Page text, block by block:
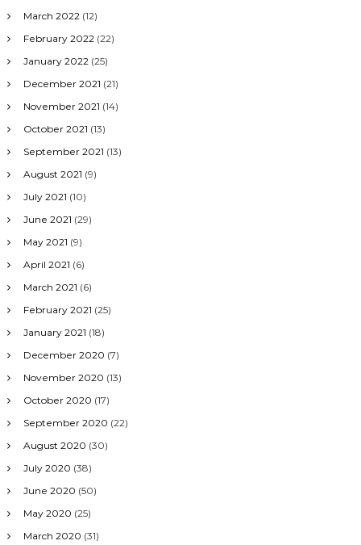
March 2022 (12)
February 2022 (22)
January 2022 (25)
December 2021 (21)
November 2021 (14)
October 2021 (13)
September 2021 (13)
August 2021 (9)
July 2021 (10)
June 2021 (29)
May 2021 (9)
April 2021 (6)
March 2021 (6)
February 2021 (25)
January 2021 (18)
December 2020 (7)
November 2020 (13)
October 2020 (17)
September 2020 (22)
August 2020 (30)
July 2020 (38)
June 2020 (50)
May 2020 (25)
March 2020 (31)